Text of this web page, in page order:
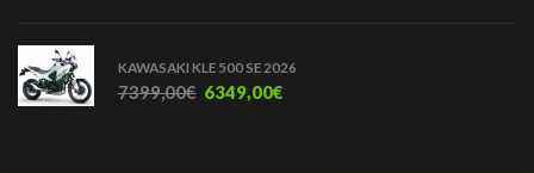
KAWASAKI KLE 500 SE 2026
7399,00€ 6349,00€